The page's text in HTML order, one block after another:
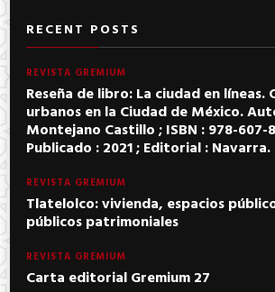
RECENT POSTS
REVISTA GREMIUM
Reseña de libro: La ciudad en líneas.
urbanos en la Ciudad de México.
Montejano Castillo ; ISBN : 978-607-
Publicado : 2021 ; Editorial : Navarra.
REVISTA GREMIUM
Tlatelolco: vivienda, espacios
públicos patrimoniales
REVISTA GREMIUM
Carta editorial Gremium 27